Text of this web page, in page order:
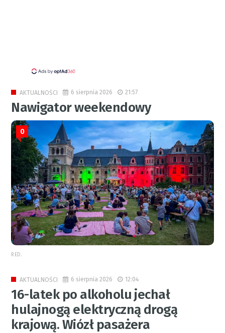
AKTUALNOŚCI 6 sierpnia 2026 21:57
Nawigator weekendowy
0
RED.
AKTUALNOŚCI 6 sierpnia 2026 12:04
16-latek po alkoholu jechał
hulajnogą elektryczną drogą
krajową. Wiózł pasażera